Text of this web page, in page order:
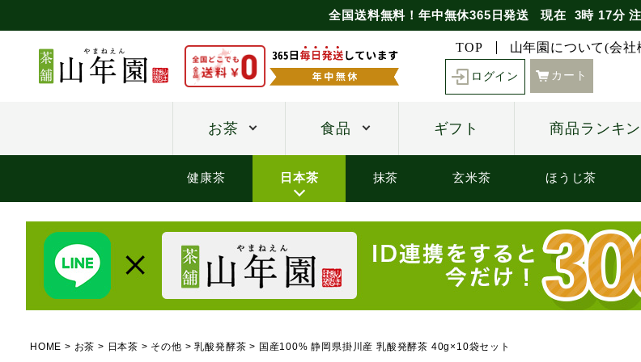
全国送料無料！年中無休365日発送 現在 3時 17分
TOP 山年園について(会社
ログイン カート
お茶 食品 ギフト 商品ランキ
健康茶 日本茶 抹茶 玄米茶 ほうじ茶
HOME お茶 日本茶 その他 乳酸発酵茶 国産100% 静岡県掛川産 乳酸発酵茶 40g×10袋セット